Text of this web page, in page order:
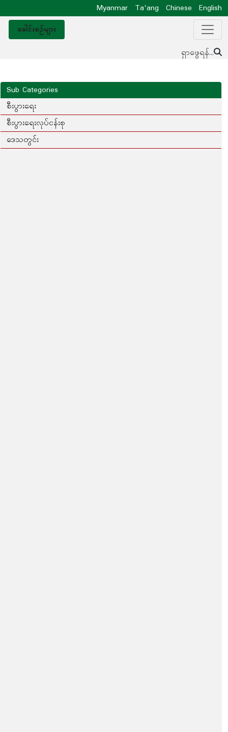
Myanmar Ta'ang Chinese
English
ခေါင်းစဥ်များ
ရှာဖွေရန်...
Sub Categories
စီးပွားရေး
စီးပွားရေးလုပ်ငန်းစု
ဒေသတွင်း